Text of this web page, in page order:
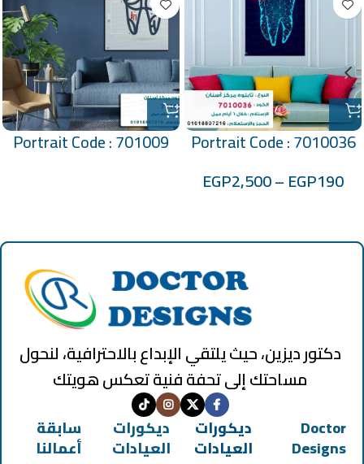
Portrait Code : 7010036
EGP190
–
EGP2,500
Portrait Code : 701009
دكتور ديزين، حيث يلتقي الإبداع بالاحترافية، لنحول
مساحتك إلى تحفة فنية تعكس هويتك
Doctor
Designs
ديكورات
العيادات
ديكورات
العيادات
سابقة
أعمالنا